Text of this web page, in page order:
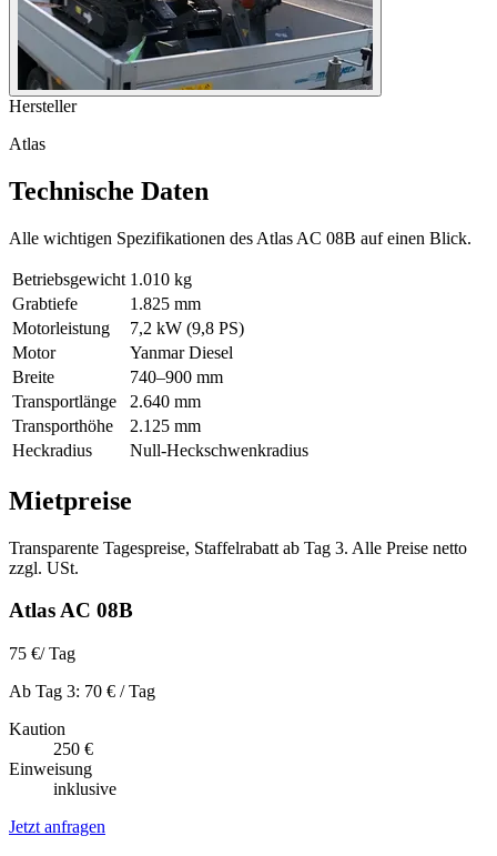
Hersteller
Atlas
Technische Daten
Alle wichtigen Spezifikationen des Atlas AC 08B auf einen Blick.
Betriebsgewicht 1.010 kg
Grabtiefe
1.825 mm
Motorleistung
7,2 kW (9,8 PS)
Motor
Yanmar Diesel
Breite
740–900 mm
Transportlänge
2.640 mm
Transporthöhe
2.125 mm
Heckradius
Null-Heckschwenkradius
Mietpreise
Transparente Tagespreise, Staffelrabatt ab Tag 3. Alle Preise netto
zzgl. USt.
Atlas AC 08B
75 €/ Tag
Ab Tag 3: 70 € / Tag
Kaution
250 €
Einweisung
inklusive
Jetzt anfragen